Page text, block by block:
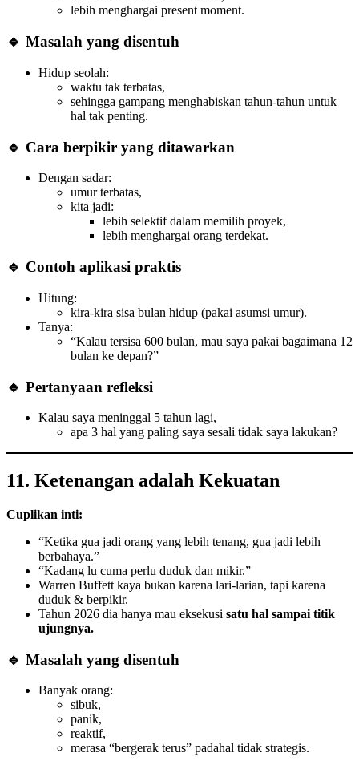
lebih menghargai present moment.
🔹 Masalah yang disentuh
Hidup seolah:
waktu tak terbatas,
sehingga gampang menghabiskan tahun-tahun untuk
hal tak penting.
🔹 Cara berpikir yang ditawarkan
Dengan sadar:
umur terbatas,
kita jadi:
lebih selektif dalam memilih proyek,
lebih menghargai orang terdekat.
🔹 Contoh aplikasi praktis
Hitung:
kira-kira sisa bulan hidup (pakai asumsi umur).
Tanya:
“Kalau tersisa 600 bulan, mau saya pakai bagaimana 12
bulan ke depan?”
🔹 Pertanyaan refleksi
Kalau saya meninggal 5 tahun lagi,
apa 3 hal yang paling saya sesali tidak saya lakukan?
11. Ketenangan adalah Kekuatan
Cuplikan inti:
“Ketika gua jadi orang yang lebih tenang, gua jadi lebih
berbahaya.”
“Kadang lu cuma perlu duduk dan mikir.”
Warren Buffett kaya bukan karena lari-larian, tapi karena
duduk & berpikir.
Tahun 2026 dia hanya mau eksekusi satu hal sampai titik
ujungnya.
🔹 Masalah yang disentuh
Banyak orang:
sibuk,
panik,
reaktif,
merasa “bergerak terus” padahal tidak strategis.